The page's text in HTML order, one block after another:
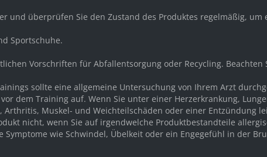
und überprüfen Sie den Zustand des Produktes regelmäßig,
Sportschuhe.
Vorschriften für Abfallentsorgung oder Recycling.
sollte eine allgemeine Untersuchung von Ihrem Arzt
dem Training auf. Wenn Sie unter einer Herzerkrankung,
Muskel- und Weichteilschäden oder einer Entzündung
nicht, wenn Sie auf irgendwelche Produktbestandteile
Symptome wie Schwindel, Übelkeit oder ein Engegefühl in der